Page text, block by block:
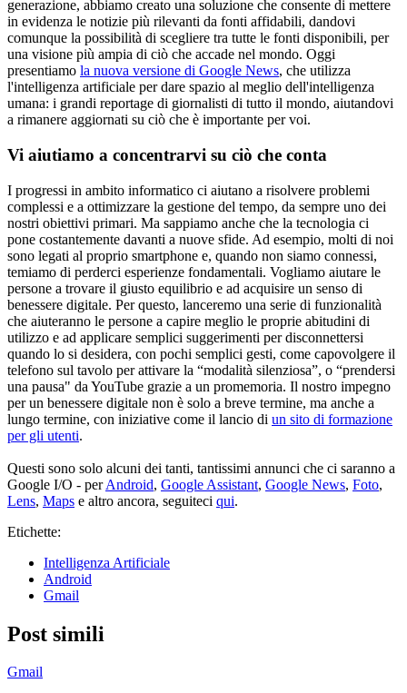
generazione, abbiamo creato una soluzione che consente di mettere
in evidenza le notizie più rilevanti da fonti affidabili, dandovi
comunque la possibilità di scegliere tra tutte le fonti disponibili, per
una visione più ampia di ciò che accade nel mondo. Oggi
presentiamo la nuova versione di Google News, che utilizza
l'intelligenza artificiale per dare spazio al meglio dell'intelligenza
umana: i grandi reportage di giornalisti di tutto il mondo, aiutandovi
a rimanere aggiornati su ciò che è importante per voi.
Vi aiutiamo a concentrarvi su ciò che conta
I progressi in ambito informatico ci aiutano a risolvere problemi
complessi e a ottimizzare la gestione del tempo, da sempre uno dei
nostri obiettivi primari. Ma sappiamo anche che la tecnologia ci
pone costantemente davanti a nuove sfide. Ad esempio, molti di noi
sono legati al proprio smartphone e, quando non siamo connessi,
temiamo di perderci esperienze fondamentali. Vogliamo aiutare le
persone a trovare il giusto equilibrio e ad acquisire un senso di
benessere digitale. Per questo, lanceremo una serie di funzionalità
che aiuteranno le persone a capire meglio le proprie abitudini di
utilizzo e ad applicare semplici suggerimenti per disconnettersi
quando lo si desidera, con pochi semplici gesti, come capovolgere il
telefono sul tavolo per attivare la “modalità silenziosa”, o “prendersi
una pausa" da YouTube grazie a un promemoria. Il nostro impegno
per un benessere digitale non è solo a breve termine, ma anche a
lungo termine, con iniziative come il lancio di un sito di formazione
per gli utenti.
Questi sono solo alcuni dei tanti, tantissimi annunci che ci saranno a
Google I/O - perAndroid, Google Assistant, Google News, Foto,
Lens, Maps e altro ancora, seguiteci qui.
Etichette:
Intelligenza Artificiale
Android
Gmail
Post simili
Gmail